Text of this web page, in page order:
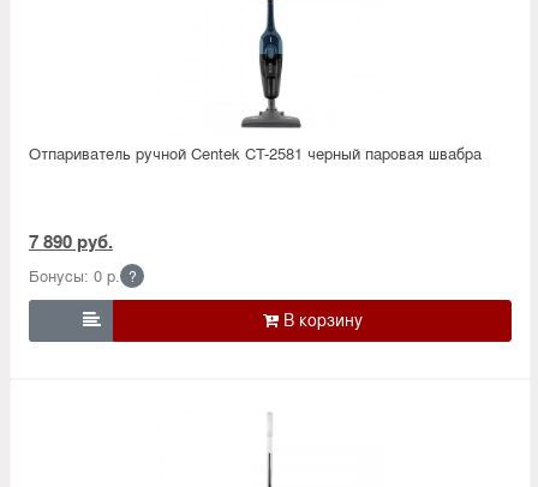
Отпариватель ручной Centek CT-2581 черный паровая швабра
7 890 руб.
Бонусы: 0 р. ?
